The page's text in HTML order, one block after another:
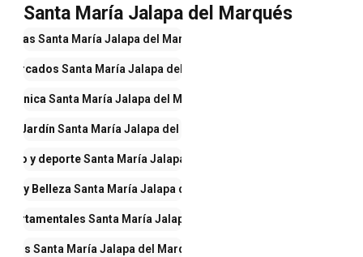
Santa María Jalapa del Marqués
Santa María Jalapa del Marqués
Santa María Jalapa del Marqués
Santa María Jalapa del Marqués
y Jardín Santa María Jalapa del Marqués
y deporteSanta María Jalapa del Marqués
y BellezaSanta María Jalapa del Marqués
Santa María Jalapa del Marqués
Otros Santa María Jalapa del Marqués